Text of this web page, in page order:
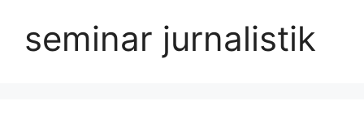
seminar jurnalistik